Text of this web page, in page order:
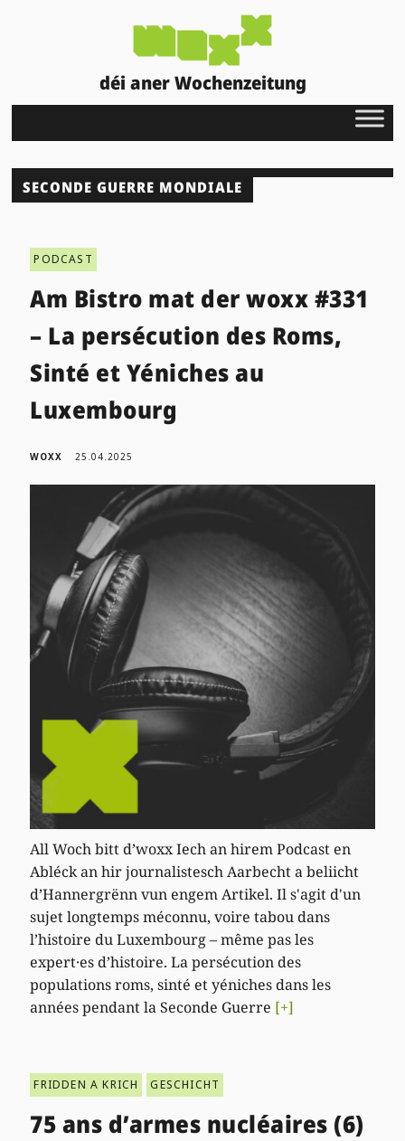
déi aner Wochenzeitung
SECONDE GUERRE MONDIALE
PODCAST
Am Bistro mat der woxx #331
– La persécution des Roms,
Sinté et Yéniches au
Luxembourg
WOXX 25.04.2025
All Woch bitt d’woxx Iech an hirem Podcast en
Abléck an hir journalistesch Aarbecht a beliicht
d’Hannergrënn vun engem Artikel. Il s'agit d'un
sujet longtemps méconnu, voire tabou dans
l’histoire du Luxembourg – même pas les
expert·es d’histoire. La persécution des
populations roms, sinté et yéniches dans les
années pendant la Seconde Guerre [+]
FRIDDEN A KRICH GESCHICHT
75 ans d’armes nucléaires (6)